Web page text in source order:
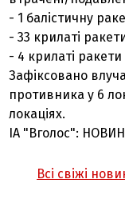
- 1 балістичну
- 33 крилаті
- 4 крилаті
Зафіксовано
противника у 6
локаціях.
ІА "Вголос":
Всі свіжі